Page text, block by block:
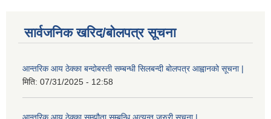
सार्वजनिक खरिद/बोलपत्र सूचना
आन्तरिक आय ठेक्का बन्दोबस्ती सम्बन्धी सिलबन्दी बोलपत्र आह्वानको सूचना |
मिति: 07/31/2025 - 12:58